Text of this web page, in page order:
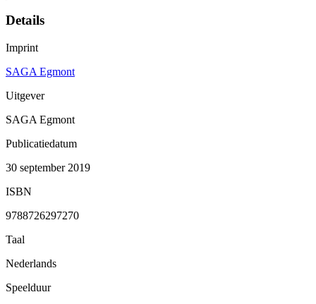
Details
Imprint
SAGA Egmont
Uitgever
SAGA Egmont
Publicatiedatum
30 september 2019
ISBN
9788726297270
Taal
Nederlands
Speelduur